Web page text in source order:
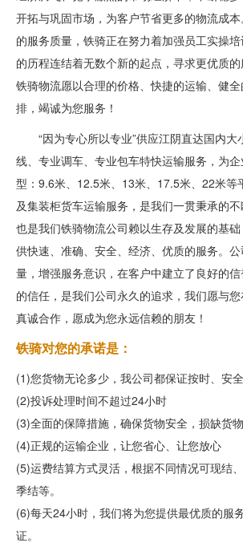
开拓与巩固市场，为客户节省更多的物流成
的服务质量，铁骑正在努力着加强员工实操
的历程连结着无数个新的起点，寻求更优质的
铁骑物流愿以合理的价格、快捷的运输、健
排，竭诚为您服务！
“因为专心所以专业”供应江阴直达国内
线、专业调车、专业包车特快运输服务，为
型：9.6米、12.5米、13米、17.5米、22米等
及集装柜货车运输服务，是我们一贯秉承的不
也是我们铁骑物流公司赖以生存及发展的基
供快速、准确、安全、经济、优质的服务。
量，增强服务意识，在客户中建立了良好的
的信任，是我们公司永久的追求，我们愿与
真诚合作，愿成为您永远信赖的朋友！
铁骑对您的承诺是：
(1)您货物无论多少，我公司都保证按时、安
(2)投诉处理时间不超过24小时
(3)全面的保障措施，确保货物安全，损缺货物
(4)正规的运输企业，让您省心、让您放心
(5)运费结算方式灵活，根据不同情况可现结、
季结等。
(6)每天24小时，我们将为您提供最优质的服
证。